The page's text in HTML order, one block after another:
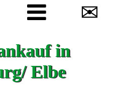
✉
in
Elbe